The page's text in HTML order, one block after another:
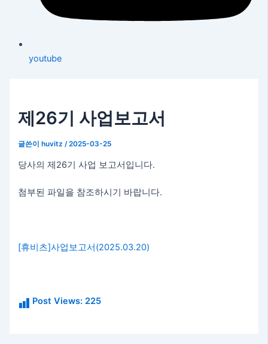
youtube
제26기 사업보고서
글쓴이huvitz/2025-03-25
당사의 제26기 사업 보고서입니다.
첨부된 파일을 참조하시기 바랍니다.
[휴비츠]사업보고서(2025.03.20)
Post Views: 225